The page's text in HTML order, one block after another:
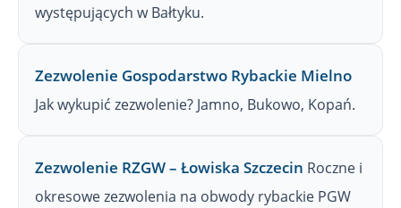
występujących w Bałtyku.
Zezwolenie Gospodarstwo Rybackie Mielno
Jak wykupić zezwolenie? Jamno, Bukowo, Kopań.
Zezwolenie RZGW – Łowiska Szczecin Roczne i
okresowe zezwolenia na obwody rybackie PGW